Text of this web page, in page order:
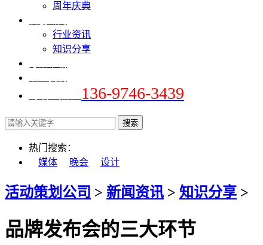
周年庆典
行业资讯
知识分享
136-9746-3439
热门搜索：
媒体
晚会 设计
活动策划公司 > 新闻资讯> 知识分享 >
品牌发布会的三大环节